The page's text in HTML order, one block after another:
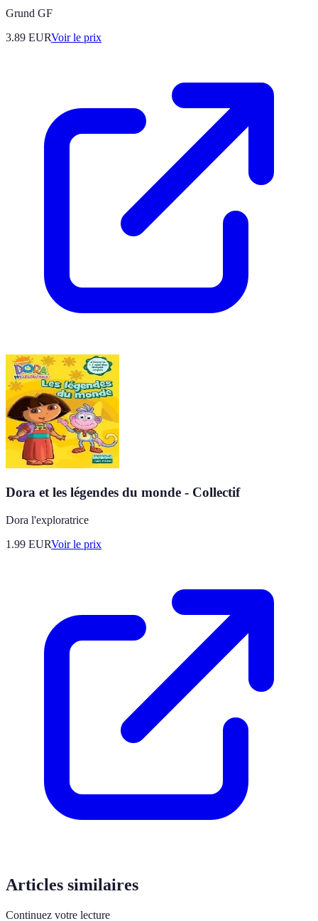
Grund GF
3.89 EURVoir le prix
Dora et les légendes du monde - Collectif
Dora l'exploratrice
1.99 EURVoir le prix
Articles similaires
Continuez votre lecture